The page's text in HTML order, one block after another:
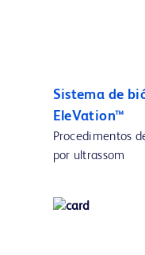
Sistema de
EleVation™
Procedimentos
por ultrassom